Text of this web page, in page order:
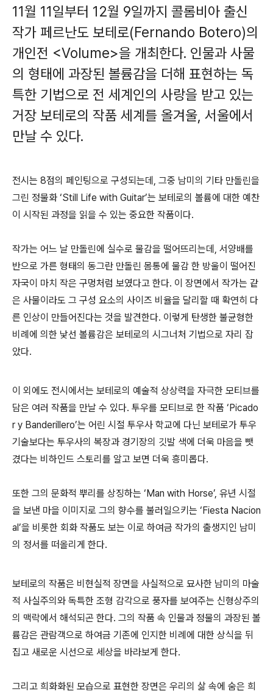
11월 11일부터 12월 9일까지 콜롬비아 출신
작가 페르난도 보테로(Fernando Botero)의
개인전 <Volume>을 개최한다. 인물과 사물
의 형태에 과장된 볼륨감을 더해 표현하는 독
특한 기법으로 전 세계인의 사랑을 받고 있는
거장 보테로의 작품 세계를 올겨울, 서울에서
만날 수 있다.
전시는 8점의 페인팅으로 구성되는데 , 그중 남미의 기타 만돌린을
그린 정물화 ‘Still Life with Guitar’는 보테로의 볼륨에 대한 예찬
이 시작된 과정을 읽을 수 있는 중요한 작품이다.
작가는 어느 날 만돌린에 실수로 물감을 떨어뜨리는데 , 서양배를
반으로 가른 형태의 동그란 만돌린 몸통에 물감 한 방울이 떨어진
자국이 마치 작은 구멍처럼 보였다고 한다. 이 장면에서 작가는 같
은 사물이라도 그 구성 요소의 사이즈 비율을 달리할 때 확연히 다
른 인상이 만들어진다는 것을 발견한다. 이렇게 탄생한 불균형한
비례에 의한 낯선 볼륨감은 보테로의 시그너처 기법으로 자리 잡
았다.
이 외에도 전시에서는 보테로의 예술적 상상력을 자극한 모티브를
담은 여러 작품을 만날 수 있다. 투우를 모티브로 한 작품 ‘Picado
r y Banderillero’는 어린 시절 투우사 학교에 다닌 보테로가 투우
기술보다는 투우사의 복장과 경기장의 깃발 색에 더욱 마음을 뺏
겼다는 비하인드 스토리를 알고 보면 더욱 흥미롭다.
또한 그의 문화적 뿌리를 상징하는 ‘Man with Horse’, 유년 시절
을 보낸 마을 이미지로 그의 향수를 불러일으키는 ‘Fiesta Nacion
al’을 비롯한 회화 작품도 보는 이로 하여금 작가의 출생지인 남미
의 정서를 떠올리게 한다.
보테로의 작품은 비현실적 장면을 사실적으로 묘사한 남미의 마술
적 사실주의와 독특한 조형 감각으로 풍자를 보여주는 신형상주의
의 맥락에서 해석되곤 한다. 그의 작품 속 인물과 정물의 과장된 볼
륨감은 관람객으로 하여금 기존에 인지한 비례에 대한 상식을 뒤
집고 새로운 시선으로 세상을 바라보게 한다.
그리고 희화화된 모습으로 표현한 장면은 우리의 삶 속에 숨은 희